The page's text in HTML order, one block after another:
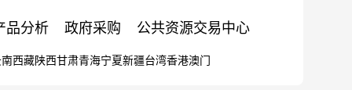
品分析 政府采购 公共资源交易中心
西藏陕西甘肃青海宁夏新疆台湾香港澳门